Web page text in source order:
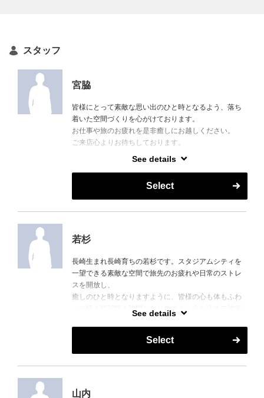
スタッフ
宮脇
皆様にとって素敵な思い出のひと時となるよう、落ち
着いた空間づくりを心がけております。
お仕事や旅のお疲れを是非癒しにお越しください。
ご来店心よりお待ちしております。
Please come and relax with us to ease the fatigue from
your work or travels.
See details
Select
若杉
長崎生まれ長崎育ちの若杉です。スタジアムシティを
一望できる素敵な空間で旅先のお疲れや日常のストレ
スを開放し、
癒しのひと時となりますように、皆様の心も体もふわ
せ。皆様のお越しを心からお待ちしております。
My name is Wakasugi, born and raised in Nagasaki.
invite you to release the fatigue of your travels and the
See details
Select
山内